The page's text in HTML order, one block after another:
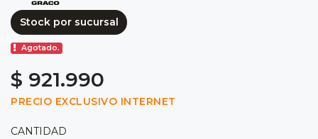
Stock por sucursal
Agotado.
$ 921.990
PRECIO EXCLUSIVO INTERNET
CANTIDAD